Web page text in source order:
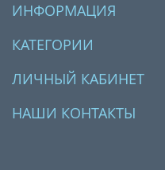
ИНФОРМАЦИЯ
КАТЕГОРИИ
ЛИЧНЫЙ КАБИНЕТ
НАШИ КОНТАКТЫ